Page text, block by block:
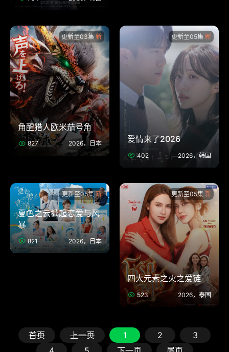
更新至03集
角醒猎人欧米茄号角
827 2026，日本
更新至05集
爱情来了2026
402 2026，韩国
更新至05集
夏色之云掀起恋爱与风
暴
821 2026，日本
更新至05集
四大元素之火之爱链
523 2026，泰国
首页 上一页 1 2
3